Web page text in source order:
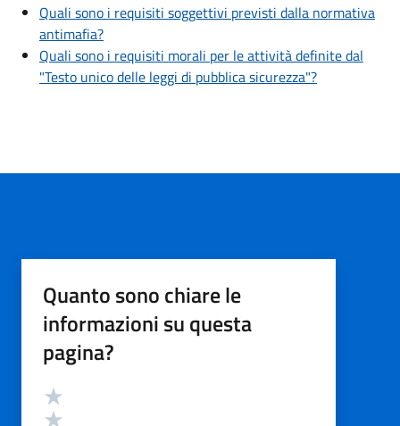
Quali sono i requisiti soggettivi previsti dalla normativa
antimafia?
Quali sono i requisiti morali per le attività definite dal
"Testo unico delle leggi di pubblica sicurezza"?
Quanto sono chiare le
informazioni su questa
pagina?
Valutazione